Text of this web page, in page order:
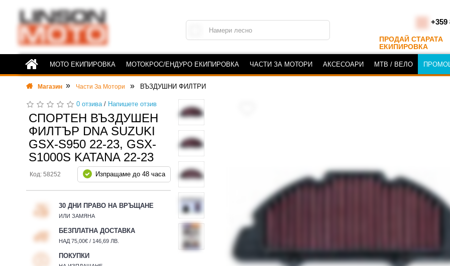
+359
ПРОДАЙ СТАРАТА
ЕКИПИРОВКА
МОТО ЕКИПИРОВКА МОТОКРОС/ЕНДУРО ЕКИПИРОВКА ЧАСТИ ЗА МОТОРИ АКСЕСОАРИ MTB / ВЕЛО
Магазин Части За Мотори ВЪЗДУШНИ ФИЛТРИ
0 отзива/ Напишете отзив
СПОРТЕН ВЪЗДУШЕН
ФИЛТЪР DNA SUZUKI
GSX-S950 22-23, GSX-
S1000S KATANA 22-23
Код: 58252 Изпращаме до 48 часа
30 ДНИ ПРАВО НА ВРЪЩАНЕ
ИЛИ ЗАМЯНА
БЕЗПЛАТНА ДОСТАВКА
НАД 75,00€ / 146,69 ЛВ.
ПОКУПКИ